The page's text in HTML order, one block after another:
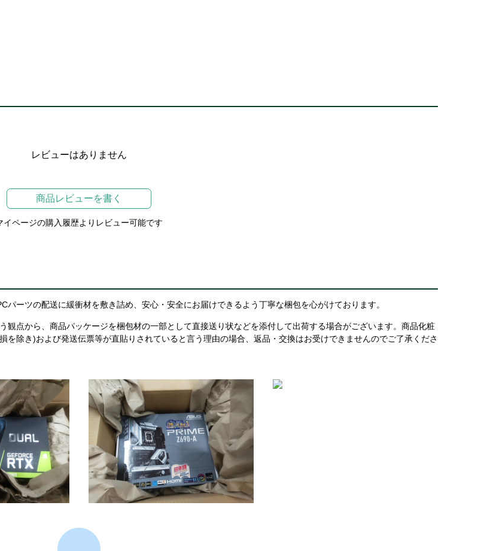
レビューはありません
商品レビューを書く
イページの購入履歴よりレビュー可能です
ーツの配送に緩衝材を敷き詰め、安心・安全にお届けできるよう丁寧な梱包を心がけております。
点から、商品パッケージを梱包材の一部として直接送り状などを添付して出荷する場合がございます。商品化粧
除き)および発送伝票等が直貼りされていると言う理由の場合、返品・交換はお受けできませんのでご了承くださ